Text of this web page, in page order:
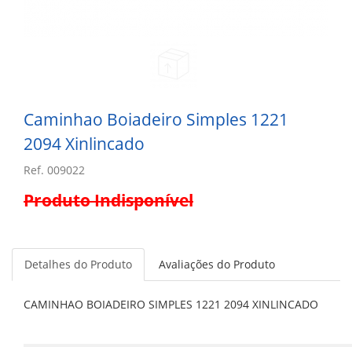
Caminhao Boiadeiro Simples 1221
2094 Xinlincado
Ref. 009022
Produto Indisponível
Detalhes do Produto Avaliações do Produto
CAMINHAO BOIADEIRO SIMPLES 1221 2094 XINLINCADO